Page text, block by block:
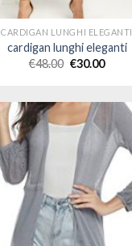
CARDIGAN LUNGHI ELEGANTI
cardigan lunghi eleganti
€48.00 €30.00